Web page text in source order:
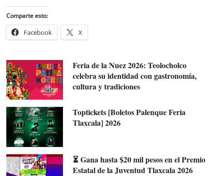
Comparte esto:
Facebook X
Feria de la Nuez 2026: Teolocholco
celebra su identidad con gastronomía,
cultura y tradiciones
Toptickets [Boletos Palenque Feria
Tlaxcala] 2026
⏳ Gana hasta $20 mil pesos en el Premio
Estatal de la Juventud Tlaxcala 2026